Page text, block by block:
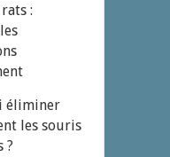
:
éliminer
les souris
?